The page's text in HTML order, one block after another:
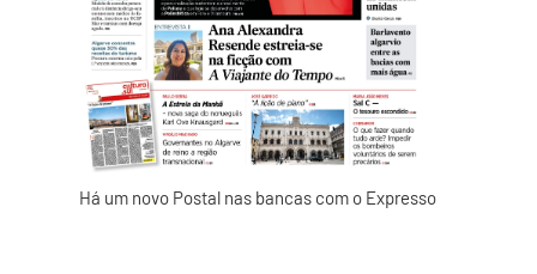
Há um novo Postal nas bancas com o Expresso